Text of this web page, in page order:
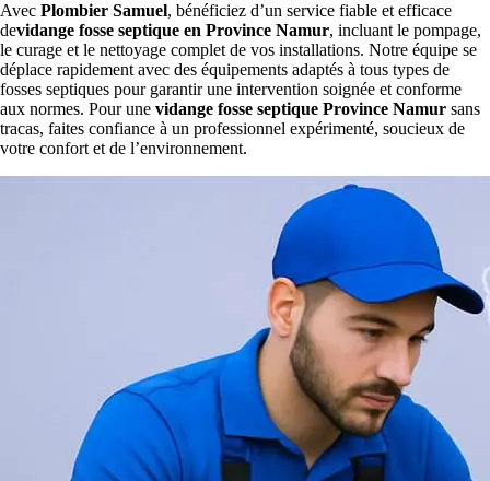
Avec Plombier Samuel, bénéficiez d’un service fiable et efficace
devidange fosse septique en Province Namur, incluant le pompage,
le curage et le nettoyage complet de vos installations. Notre équipe se
déplace rapidement avec des équipements adaptés à tous types de
fosses septiques pour garantir une intervention soignée et conforme
aux normes. Pour une vidange fosse septique Province Namur sans
tracas, faites confiance à un professionnel expérimenté, soucieux de
votre confort et de l’environnement.